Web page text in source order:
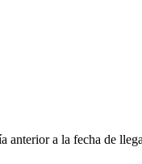
anterior a la fecha de